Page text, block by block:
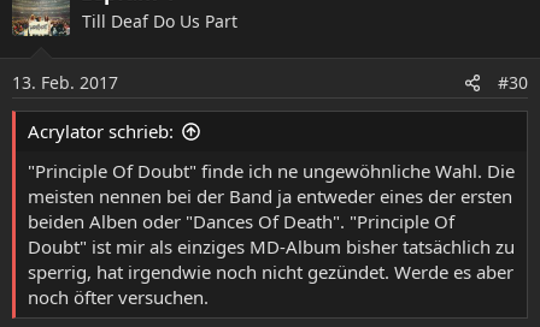
Till Deaf Do Us Part
13. Feb. 2017 #30
Acrylator schrieb:
"Principle Of Doubt" finde ich ne ungewöhnliche Wahl. Die
meisten nennen bei der Band ja entweder eines der ersten
beiden Alben oder "Dances Of Death". "Principle Of
Doubt" ist mir als einziges MD-Album bisher tatsächlich zu
sperrig, hat irgendwie noch nicht gezündet. Werde es aber
noch öfter versuchen.